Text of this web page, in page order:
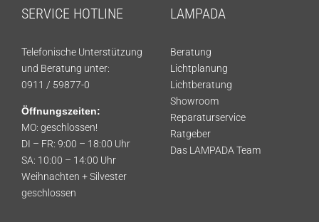
SERVICE HOTLINE
Telefonische Unterstützung
und Beratung unter:
0911 / 59877-0
Öffnungszeiten:
MO: geschlossen!
DI – FR: 9:00 – 18:00 Uhr
SA: 10:00 – 14:00 Uhr
Weihnachten + Silvester
geschlossen
LAMPADA
Beratung
Lichtplanung
Lichtberatung
Showroom
Reparaturservice
Ratgeber
Das LAMPADA Team